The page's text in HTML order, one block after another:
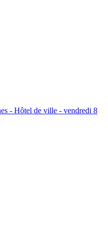
- Hôtel de ville - vendredi 8